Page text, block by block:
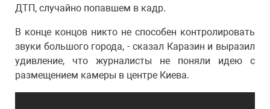
ДТП, случайно попавшем в кадр.
В конце концов никто не способен контролировать
звуки большого города, - сказал Каразин и выразил
удивление, что журналисты не поняли идею с
размещением камеры в центре Киева.